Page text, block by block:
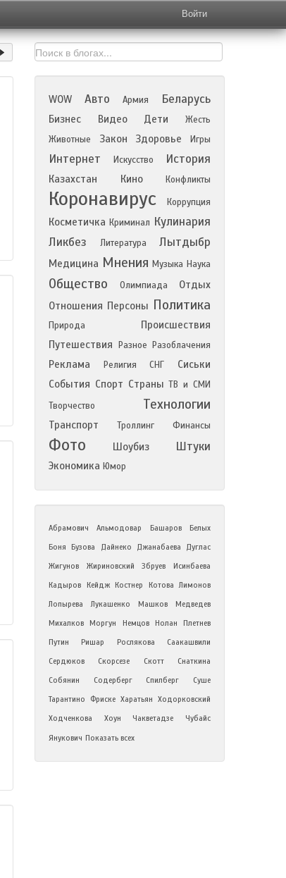
Войти
WOW Авто Армия Беларусь
Бизнес Видео Дети
Жесть
Животные
Закон Здоровье Игры
Интернет Искусство История
Казахстан Кино Конфликты
Коронавирус Коррупция
Косметичка Криминал Кулинария
Ликбез
Литература Лытдыбр
Медицина Мнения Музыка Наука
Общество Олимпиада
Отдых
Отношения Персоны Политика
Природа
Происшествия
Путешествия
Разное Разоблачения
Реклама Религия СНГ
Сиськи
События Спорт Страны ТВ и СМИ
Творчество
Технологии
Транспорт Троллинг Финансы
Фото Шоубиз Штуки
Экономика Юмор
Абрамович Альмодовар Башаров
Белых
Боня
Бузова Дайнеко Джанабаева
Дуглас
Жигунов
Жириновский Збруев
Исинбаева
Кадыров
Кейдж Костнер Котова Лимонов
Лопырева
Лукашенко Машков
Медведев
Михалков
Моргун Немцов Нолан
Плетнев
Путин
Ришар Рослякова
Саакашвили
Сердюков
Скорсезе Скотт
Снаткина
Собянин
Содерберг Спилберг
Суше
Тарантино
Фриске Харатьян Ходорковский
Ходченкова
Хоун Чакветадзе
Чубайс
Янукович Показать всех